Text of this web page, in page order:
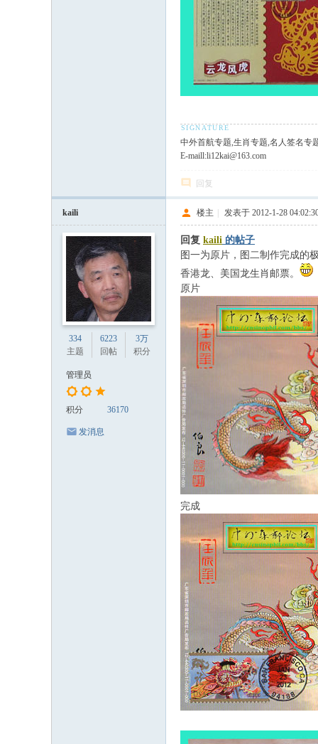
中外首航专题,生肖专题,名人签名专
E-maill:li12kai@163.com
回复
kaili
334
主题
6223
回帖
3万
积分
管理员
积分 36170
发消息
楼主 发表于 2012-1-28
回复 kaili 的帖子
图一为原片，图二制作完成的
香港龙、美国龙生肖邮票。
原片
完成